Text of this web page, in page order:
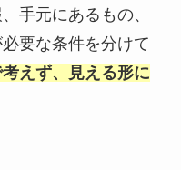
手元にあるもの、
要な条件を分けて
えず、見える形に